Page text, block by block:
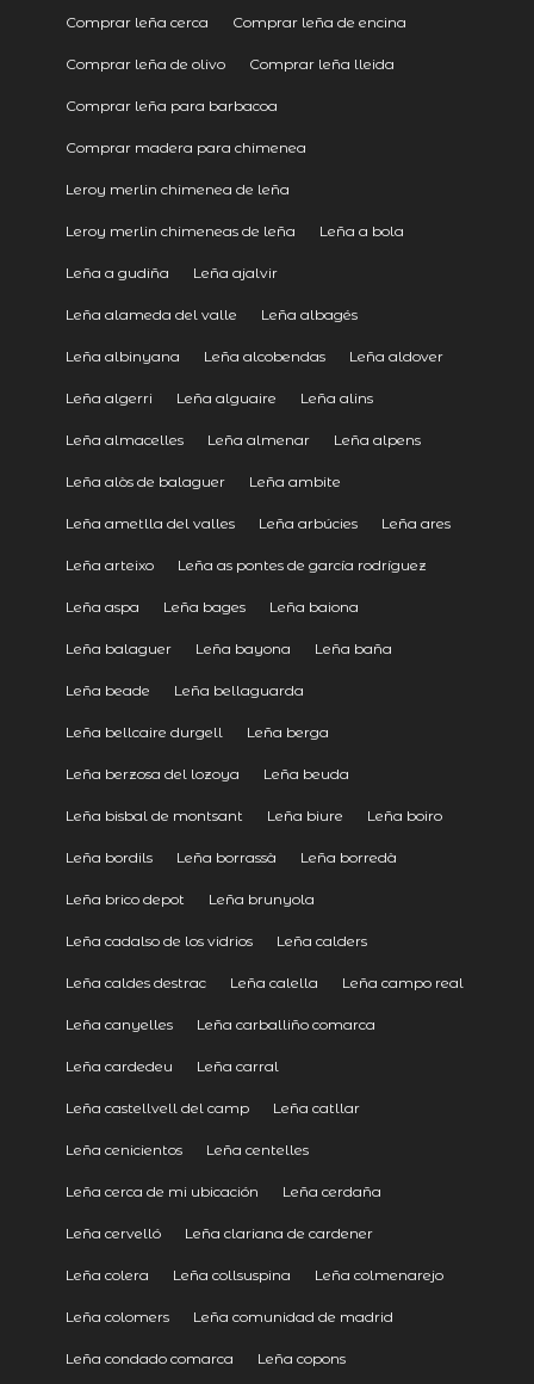
Comprar leña cerca Comprar leña de encina
Comprar leña de olivo Comprar leña lleida
Comprar leña para barbacoa
Comprar madera para chimenea
Leroy merlin chimenea de leña
Leroy merlin chimeneas de leña Leña a bola
Leña a gudiña Leña ajalvir
Leña alameda del valle Leña albagés
Leña albinyana Leña alcobendas Leña aldover
Leña algerri Leña alguaire Leña alins
Leña almacelles Leña almenar Leña alpens
Leña alòs de balaguer Leña ambite
Leña ametlla del valles Leña arbúcies Leña ares
Leña arteixo Leña as pontes de garcía rodríguez
Leña aspa Leña bages Leña baiona
Leña balaguer Leña bayona Leña baña
Leña beade Leña bellaguarda
Leña bellcaire durgell Leña berga
Leña berzosa del lozoya Leña beuda
Leña bisbal de montsant Leña biure Leña boiro
Leña bordils Leña borrassà Leña borredà
Leña brico depot Leña brunyola
Leña cadalso de los vidrios Leña calders
Leña caldes destrac Leña calella Leña campo real
Leña canyelles Leña carballiño comarca
Leña cardedeu Leña carral
Leña castellvell del camp Leña catllar
Leña cenicientos Leña centelles
Leña cerca de mi ubicación Leña cerdaña
Leña cervelló Leña clariana de cardener
Leña colera Leña collsuspina Leña colmenarejo
Leña colomers Leña comunidad de madrid
Leña condado comarca Leña copons